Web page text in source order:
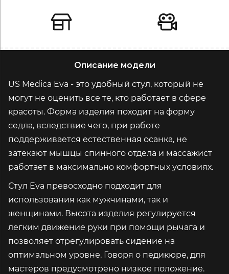
Описание модели
US Medica Eva - это удобный стул, который не
могут не оценить все те, кто работает в сфере
красоты. Форма изделия походит на форму
седла, вследствие чего, при работе
поддерживается естественная осанка, не
затекают мышцы спинного отдела и массажист
работает в максимально комфортных условиях.
Стул Eva превосходно подходит для
использования как мужчинами, так и
женщинами. Высота изделия регулируется
легким движение руки при помощи рычага и
позволяет отрегулировать сидение на
оптимальном уровне. Говоря о педикюре, для
мастеров предусмотрено низкое положение.